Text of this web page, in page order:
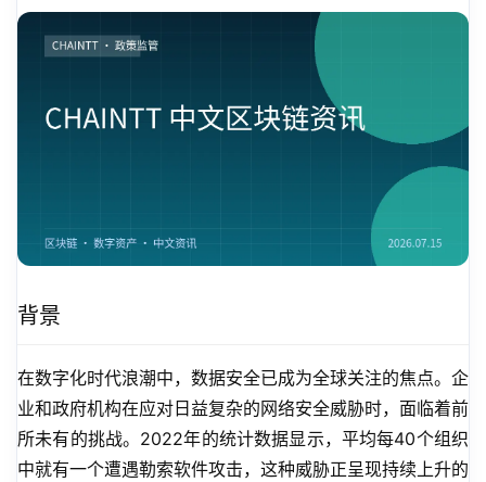
背景
在数字化时代浪潮中，数据安全已成为全球关注的焦点。企
业和政府机构在应对日益复杂的网络安全威胁时，面临着前
所未有的挑战。2022年的统计数据显示，平均每40个组织
中就有一个遭遇勒索软件攻击，这种威胁正呈现持续上升的